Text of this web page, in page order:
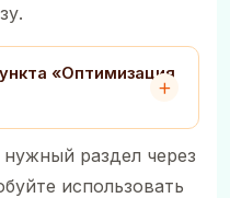
«Оптимизация
раздел через
использовать